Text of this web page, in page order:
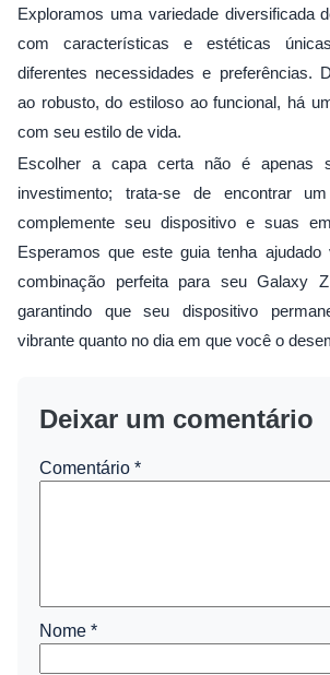
Exploramos uma variedade diversificada
com características e estéticas
diferentes necessidades e preferências.
ao robusto, do estiloso ao funcional, há
com seu estilo de vida.
Escolher a capa certa não é apenas
investimento; trata-se de encontrar
complemente seu dispositivo e suas
Esperamos que este guia tenha
combinação perfeita para seu Galaxy
garantindo que seu dispositivo
vibrante quanto no dia em que você o
Deixar um comentário
Comentário *
Nome *